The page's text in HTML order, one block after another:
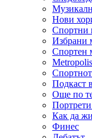
Нови
Спортни
Избрани
Спортен
Metropolis
Подкаст
Още по
Как да
Финес